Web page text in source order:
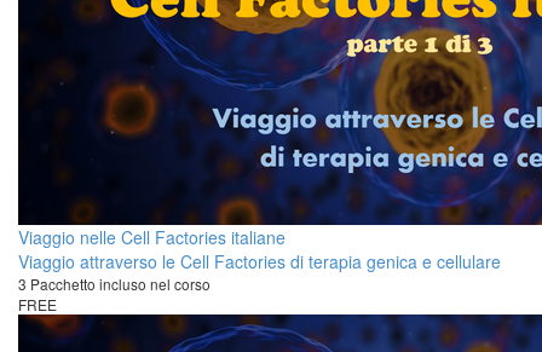
Viaggio nelle Cell Factories italiane
Viaggio attraverso le Cell Factories di terapia genica e cellulare
3 Pacchetto incluso nel corso
FREE